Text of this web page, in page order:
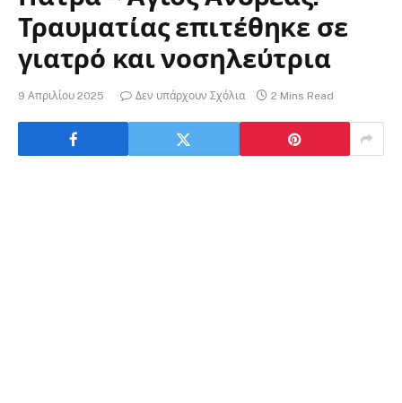
Τραυματίας επιτέθηκε σε
γιατρό και νοσηλεύτρια
9 Απριλίου 2025 Δεν υπάρχουν Σχόλια 2 Mins Read